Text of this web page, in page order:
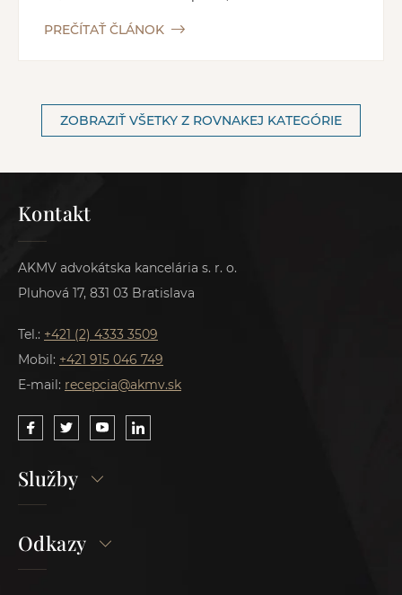
PREČÍTAŤ ČLÁNOK
ZOBRAZIŤ VŠETKY Z ROVNAKEJ KATEGÓRIE
Kontakt
AKMV advokátska kancelária s. r. o.
Pluhová 17, 831 03 Bratislava
Tel.: +421 (2) 4333 3509
Mobil: +421 915 046 749
E-mail: recepcia@akmv.sk
Služby
Odkazy